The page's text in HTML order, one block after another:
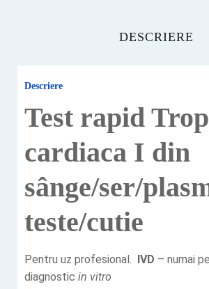
DESCRIERE
Descriere
Test rapid
cardiaca I din
sânge/ser/
teste/cutie
Pentru uz profesional. IVD – numai
diagnostic in vitro